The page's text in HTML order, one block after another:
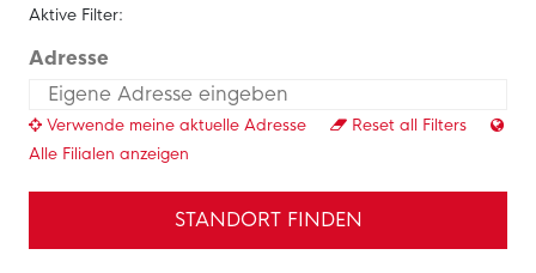
Aktive Filter:
Adresse
Verwende meine aktuelle Adresse
Reset all Filters
Alle Filialen anzeigen
STANDORT FINDEN